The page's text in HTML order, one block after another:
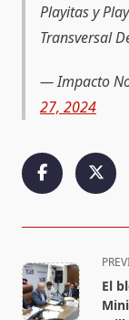
Playitas y
Transversal
— Impacto
27, 2024
<span
class="nav-
subtitle
El